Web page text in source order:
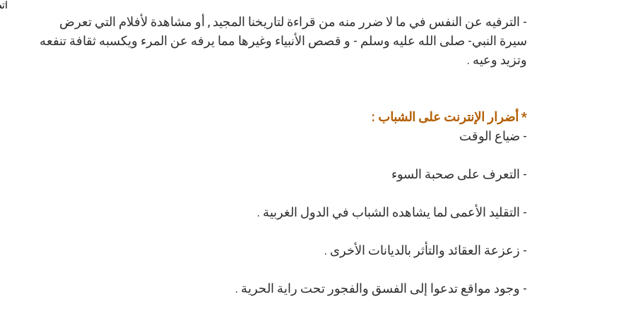
- الترفيه عن النفس في ما لا ضرر منه من قراءة لتاريخنا المجيد , أو مشاهدة لأفلام التي تعرض
سيرة النبي- صلى الله عليه وسلم - و قصص الأنبياء وغيرها مما يرفه عن المرء ويكسبه ثقافة تنفعه
وتزيد وعيه .
* أضرار الإنترنت على الشباب :
- ضياع الوقت
- التعرف على صحبة السوء
- التقليد الأعمى لما يشاهده الشباب في الدول الغربية .
- زعزعة العقائد والتأثر بالديانات الأخرى .
- وجود مواقع تدعوا إلى الفسق والفجور تحت راية الحرية .